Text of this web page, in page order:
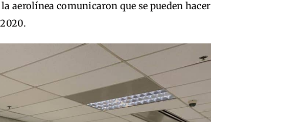
aerolínea comunicaron que se pueden hacer